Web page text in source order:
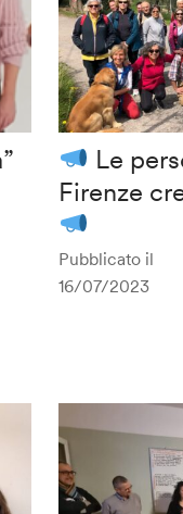
Le
Firenze
Pubblicato il
16/07/2023